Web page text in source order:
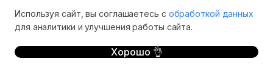
Используя сайт, вы соглашаетесь с обработкой данных
для аналитики и улучшения работы сайта.
Хорошо 👌